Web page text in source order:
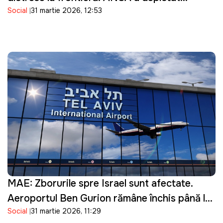
bacterii în produsele importate
Social 31 martie 2026, 12:53
MAE: Zborurile spre Israel sunt afectate.
Aeroportul Ben Gurion rămâne închis până la
16 aprilie
Social 31 martie 2026, 11:29